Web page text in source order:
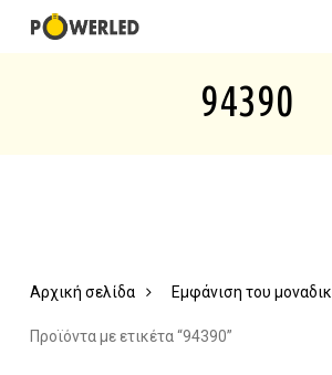
94390
Εμφάνιση του
Αρχική σελίδα
Προϊόντα με ετικέτα “94390”